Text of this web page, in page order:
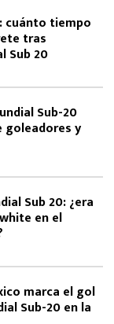
cuánto tiempo
tras
Sub 20
Sub-20
goleadores y
Sub 20: ¿era
en el
marca el gol
Sub-20 en la